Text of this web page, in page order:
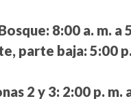
8:00 a. m. a
parte baja: 5:00
2 y 3: 2:00 p. m.